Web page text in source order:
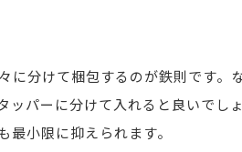
弁当の具材選びで味わいアップ
当の汁と麺を別にする理由
分けて梱包するのが鉄則です
パーに分けて入れると良いでし
小限に抑えられます。